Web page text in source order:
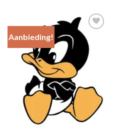
Aanbieding!
Add to
Wishlist